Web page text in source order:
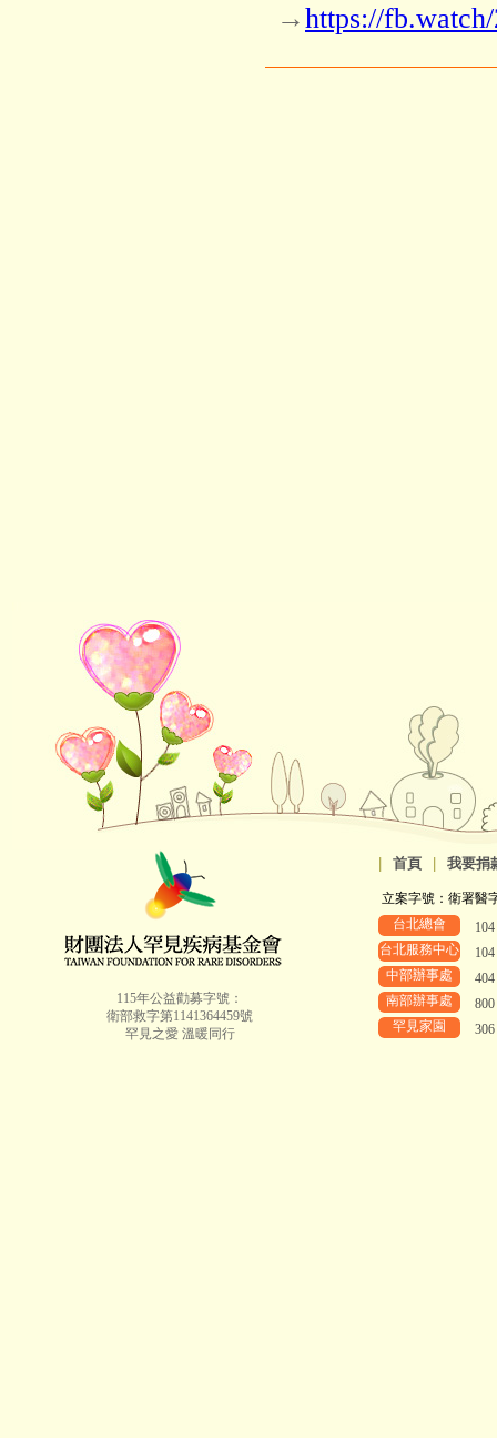
→https://
115年公益勸募字號：
衛部救字第1141364459號
罕見之愛 溫暖同行
首頁 我要捐
立案字號：衛署醫
台北總會
台北服務中心
中部辦事處
南部辦事處
罕見家園